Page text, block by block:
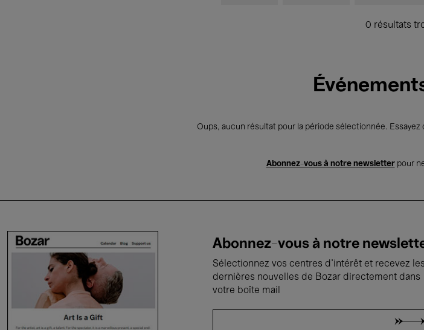
0 résultats
Oups, aucun résultat pour la période sélectionnée.
Abonnez-vous à notre newsletterpour
Abonnez-vous à notre
Sélectionnez vos centres d'intérêt et recevez les
dernières nouvelles de Bozar directement dans
votre boîte mail